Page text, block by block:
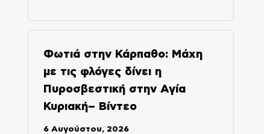
Φωτιά στην Κάρπαθο: Μάχη
με τις φλόγες δίνει η
Πυροσβεστική στην Αγία
Κυριακή– Βίντεο
6 Αυγούστου, 2026